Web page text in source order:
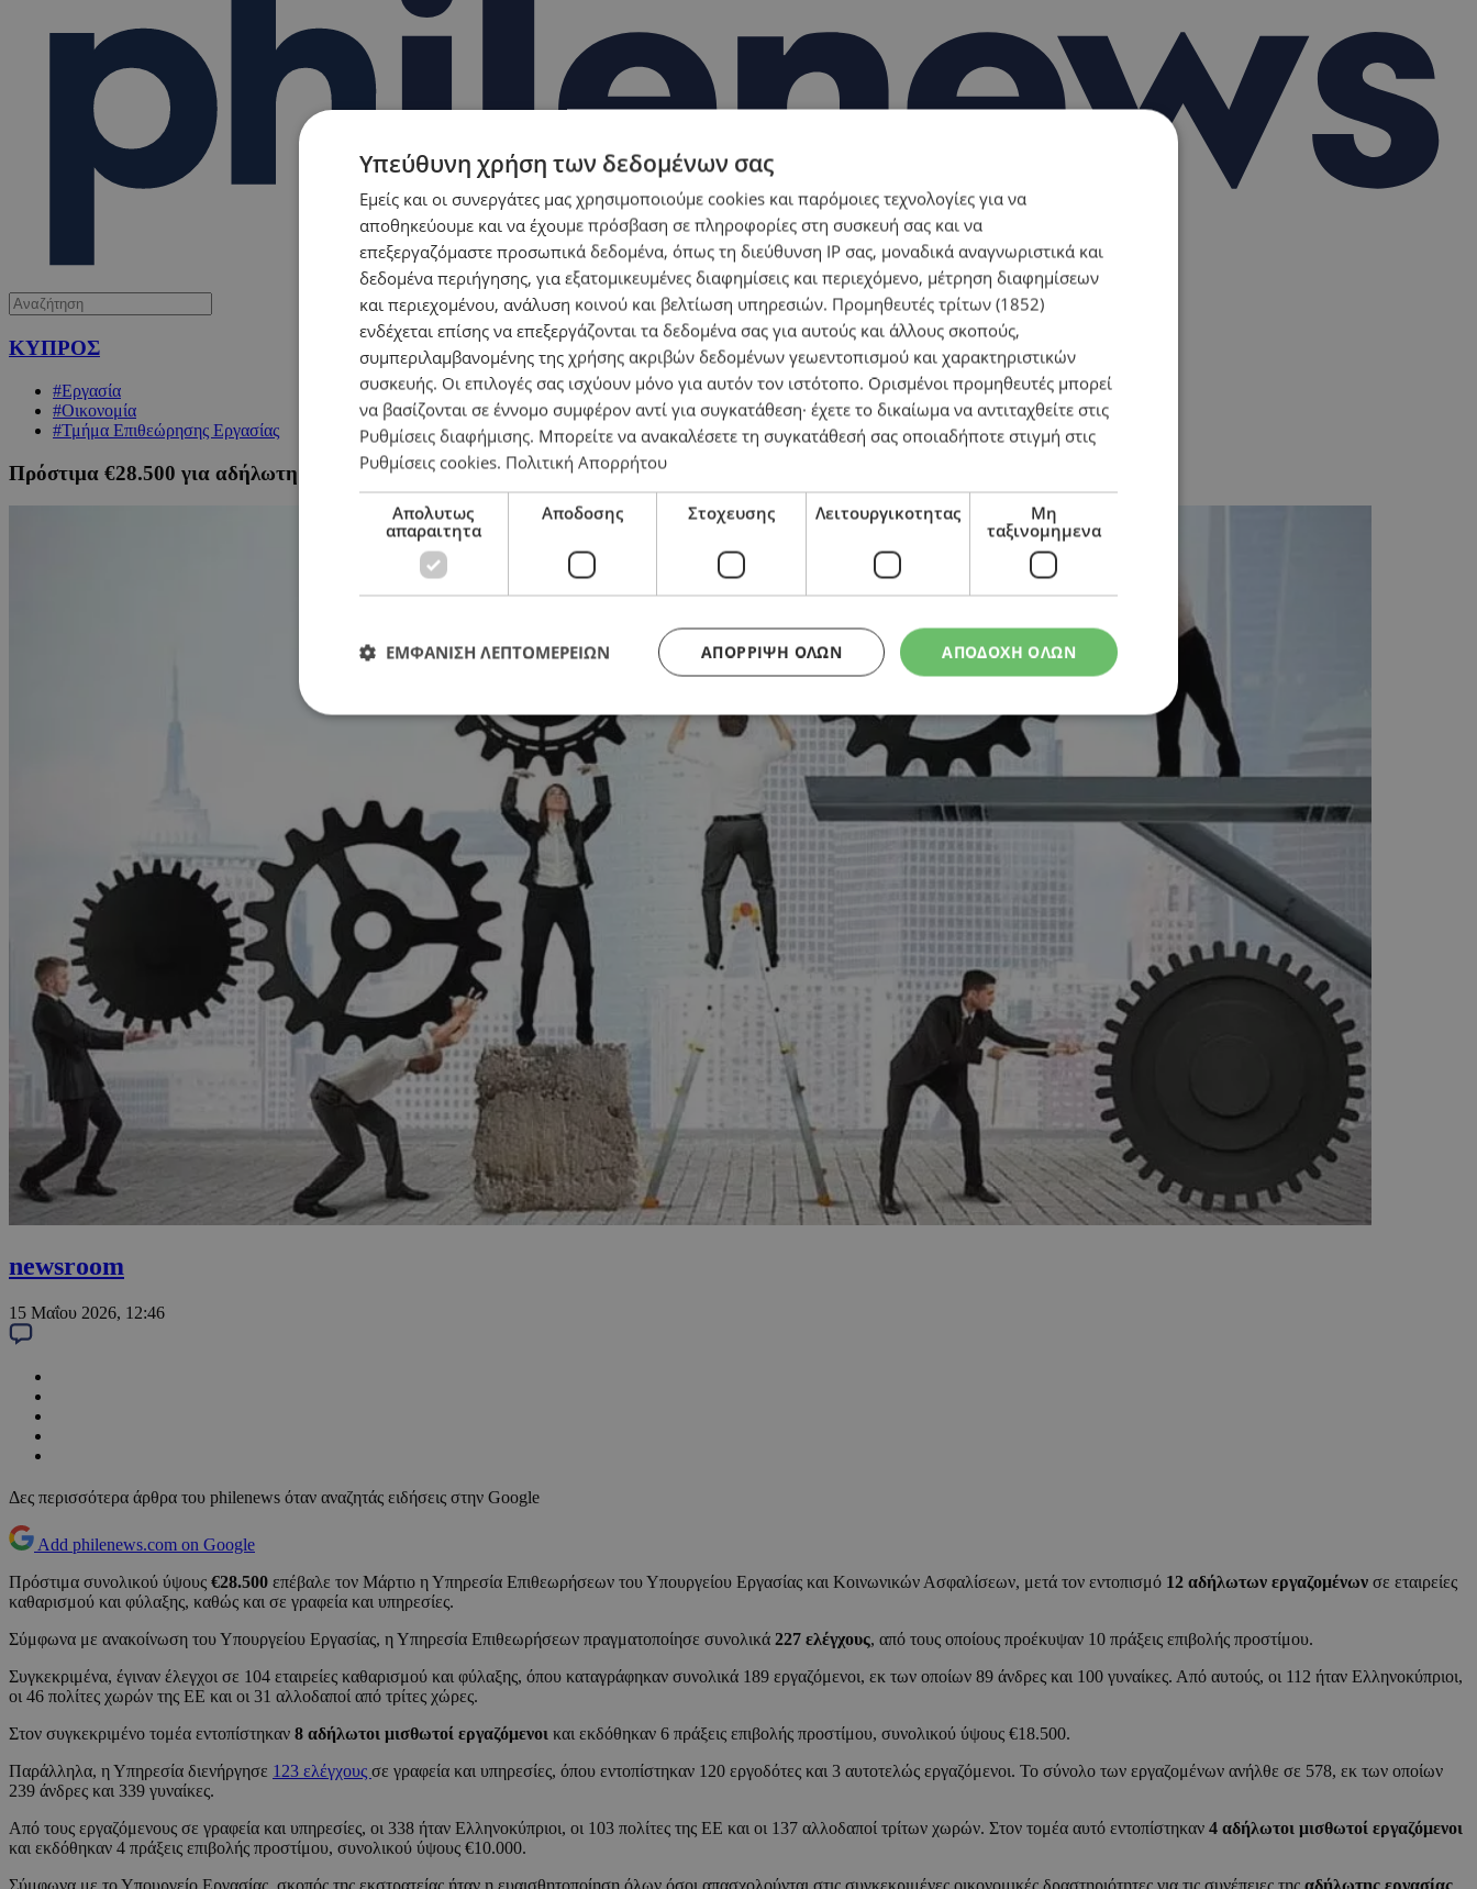
ΚΥΠΡΟΣ
#Εργασία
#Οικονομία
#Τμήμα Επιθεώρησης Εργασίας
Πρόστιμα €28.500 για αδήλωτη εργασία τον Μάρτιο
newsroom
15 Μαΐου 2026, 12:46
Δες περισσότερα άρθρα του philenews όταν αναζητάς ειδήσεις στην Google
Add philenews.com on Google
Πρόστιμα συνολικού ύψους €28.500 επέβαλε τον Μάρτιο η Υπηρεσία Επιθεωρήσεων του Υπουργείου Εργασίας και Κοινωνικών Ασφαλίσεων, μετά τον εντοπισμό 12 αδήλωτων εργαζομένων σε εταιρείες
καθαρισμού και φύλαξης, καθώς και σε γραφεία και υπηρεσίες.
Σύμφωνα με ανακοίνωση του Υπουργείου Εργασίας, η Υπηρεσία Επιθεωρήσεων πραγματοποίησε συνολικά 227 ελέγχους, από τους οποίους προέκυψαν 10 πράξεις επιβολής προστίμου.
Συγκεκριμένα, έγιναν έλεγχοι σε 104 εταιρείες καθαρισμού και φύλαξης, όπου καταγράφηκαν συνολικά 189 εργαζόμενοι, εκ των οποίων 89 άνδρες και 100 γυναίκες. Από αυτούς, οι 112 ήταν Ελληνοκύπριοι,
οι 46 πολίτες χωρών της ΕΕ και οι 31 αλλοδαποί από τρίτες χώρες.
Στον συγκεκριμένο τομέα εντοπίστηκαν 8 αδήλωτοι μισθωτοί εργαζόμενοι και εκδόθηκαν 6 πράξεις επιβολής προστίμου, συνολικού ύψους €18.500.
Παράλληλα, η Υπηρεσία διενήργησε 123 ελέγχους σε γραφεία και υπηρεσίες, όπου εντοπίστηκαν 120 εργοδότες και 3 αυτοτελώς εργαζόμενοι. Το σύνολο των εργαζομένων ανήλθε σε 578, εκ των οποίων
239 άνδρες και 339 γυναίκες.
Από τους εργαζόμενους σε γραφεία και υπηρεσίες, οι 338 ήταν Ελληνοκύπριοι, οι 103 πολίτες της ΕΕ και οι 137 αλλοδαποί τρίτων χωρών. Στον τομέα αυτό εντοπίστηκαν 4 αδήλωτοι μισθωτοί εργαζόμενοι
και εκδόθηκαν 4 πράξεις επιβολής προστίμου, συνολικού ύψους €10.000.
Υπεύθυνη χρήση των δεδομένων σας
Εμείς και οι συνεργάτες μας χρησιμοποιούμε cookies και παρόμοιες τεχνολογίες για να
αποθηκεύουμε και να έχουμε πρόσβαση σε πληροφορίες στη συσκευή σας και να
επεξεργαζόμαστε προσωπικά δεδομένα, όπως τη διεύθυνση IP σας, μοναδικά αναγνωριστικά και
δεδομένα περιήγησης, για εξατομικευμένες διαφημίσεις και περιεχόμενο, μέτρηση διαφημίσεων
και περιεχομένου, ανάλυση κοινού και βελτίωση υπηρεσιών. Προμηθευτές τρίτων (1852)
ενδέχεται επίσης να επεξεργάζονται τα δεδομένα σας για αυτούς και άλλους σκοπούς,
συμπεριλαμβανομένης της χρήσης ακριβών δεδομένων γεωεντοπισμού και χαρακτηριστικών
συσκευής. Οι επιλογές σας ισχύουν μόνο για αυτόν τον ιστότοπο. Ορισμένοι προμηθευτές μπορεί
να βασίζονται σε έννομο συμφέρον αντί για συγκατάθεση· έχετε το δικαίωμα να αντιταχθείτε στις
Ρυθμίσεις διαφήμισης. Μπορείτε να ανακαλέσετε τη συγκατάθεσή σας οποιαδήποτε στιγμή στις
Ρυθμίσεις cookies. Πολιτική Απορρήτου
Απολυτως
απαραιτητα
Αποδοσης Στοχευσης Λειτουργικοτητας
Μη
ταξινομημενα
ΑΠΟΔΟΧΗ ΟΛΩΝ
ΑΠΌΡΡΙΨΗ ΌΛΩΝ
ΕΜΦΑΝΙΣΗ ΛΕΠΤΟΜΕΡΕΙΩΝ